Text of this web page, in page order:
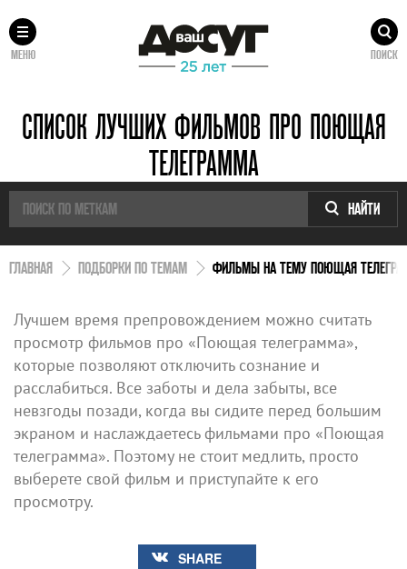
МЕНЮ ПОИСК
СПИСОК ЛУЧШИХ ФИЛЬМОВ ПРО ПОЮЩАЯ
ТЕЛЕГРАММА
НАЙТИ
ГЛАВНАЯ ПОДБОРКИ ПО ТЕМАМ ФИЛЬМЫ НА ТЕМУ ПОЮЩАЯ
Лучшем время препровождением можно считать
просмотр фильмов про «Поющая телеграмма»,
которые позволяют отключить сознание и
расслабиться. Все заботы и дела забыты, все
невзгоды позади, когда вы сидите перед большим
экраном и наслаждаетесь фильмами про «Поющая
телеграмма». Поэтому не стоит медлить, просто
выберете свой фильм и приступайте к его
просмотру.
SHARE